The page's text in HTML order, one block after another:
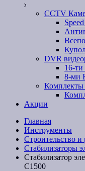
CCTV
DVR
16-
8-ми
Комплекты
Акции
Главная
Инструменты
Строительство и
Стабилизаторы
Стабилизатор
С1500